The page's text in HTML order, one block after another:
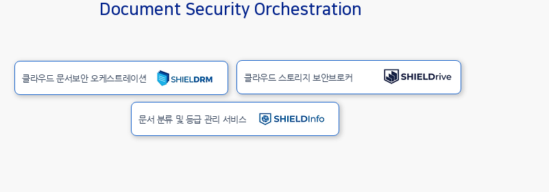
Document Security Orchestration
클라우드 문서보안 오케스트레이션 클라우드 스토리지 보안브로커
문서 분류 및 등급 관리 서비스